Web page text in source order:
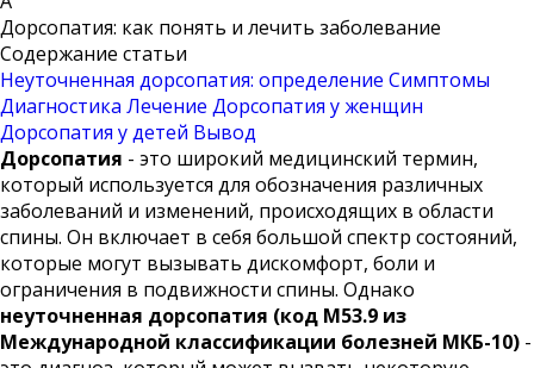
Дорсопатия: как понять и лечить заболевание
Содержание статьи
Неуточненная дорсопатия: определение Симптомы
Диагностика Лечение Дорсопатия у женщин
Дорсопатия у детей Вывод
Дорсопатия - это широкий медицинский термин,
который используется для обозначения различных
заболеваний и изменений, происходящих в области
спины. Он включает в себя большой спектр состояний,
которые могут вызывать дискомфорт, боли и
ограничения в подвижности спины. Однако
неуточненная дорсопатия (код M53.9 из
Международной классификации болезней МКБ-10) -